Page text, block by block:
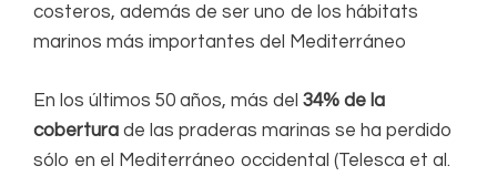
costeros, además de ser uno de los hábitats
marinos más importantes del Mediterráneo
En los últimos 50 años, más del 34% de la
cobertura de las praderas marinas se ha perdido
sólo en el Mediterráneo occidental (Telesca et al.